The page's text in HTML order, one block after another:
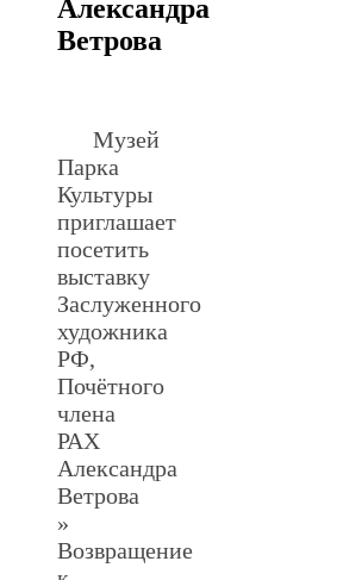
Александра
Ветрова
Музей
Парка
Культуры
приглашает
посетить
выставку
Заслуженного
художника
РФ,
Почётного
члена
РАХ
Александра
Ветрова
»
Возвращение